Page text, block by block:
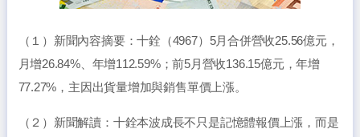
（１）新聞內容摘要：十銓（4967）5月合併營收25.56億元，
月增26.84%、年增112.59%；前5月營收136.15億元，年增
77.27%，主因出貨量增加與銷售單價上漲。
（２）新聞解讀：十銓本波成長不只是記憶體報價上漲，而是